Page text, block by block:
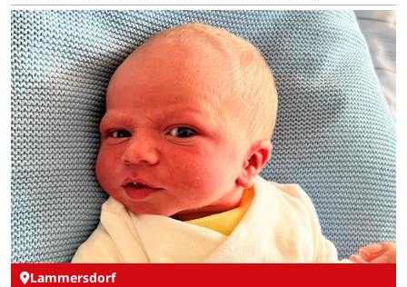
Lammersdorf